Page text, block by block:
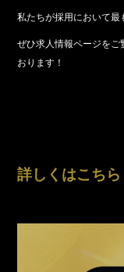
私たちが採用において最
ぜひ求人情報ページを
おります！
詳しくはこちら